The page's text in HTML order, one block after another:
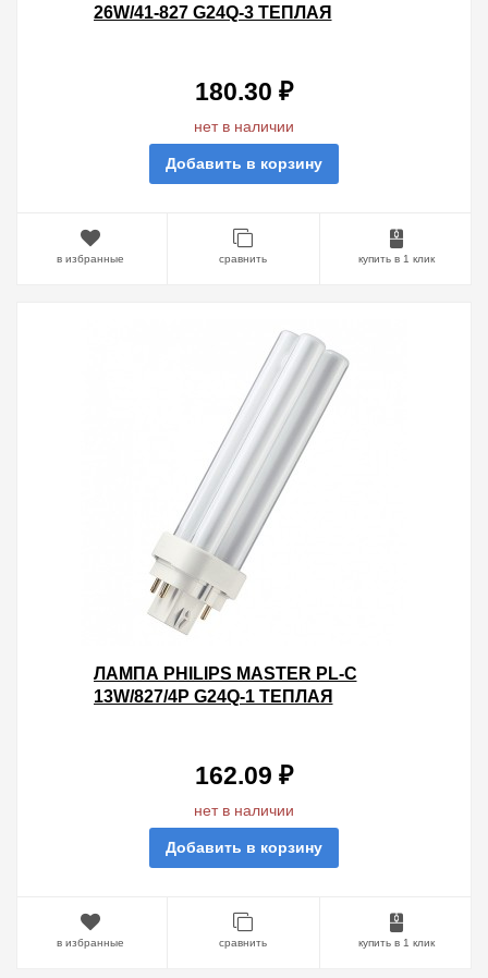
26W/41-827 G24Q-3 ТЕПЛАЯ
180.30 ₽
нет в наличии
Добавить в корзину
в избранные сравнить купить в 1 клик
ЛАМПА PHILIPS MASTER PL-C
13W/827/4P G24Q-1 ТЕПЛАЯ
162.09 ₽
нет в наличии
Добавить в корзину
в избранные сравнить купить в 1 клик